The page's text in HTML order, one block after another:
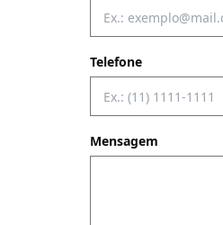
Telefone
Mensagem